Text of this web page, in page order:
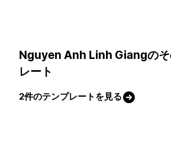
Nguyen Anh Linh Giangのそ
レート
2件のテンプレートを見る